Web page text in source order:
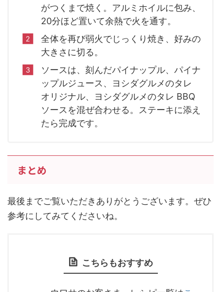
がつくまで焼く。アルミホイルに包み、
20分ほど置いて余熱で火を通す。
全体を再び弱火でじっくり焼き、好みの
大きさに切る。
ソースは、刻んだパイナップル、パイナ
ップルジュース、ヨシダグルメのタレ
オリジナル、ヨシダグルメのタレ BBQ
ソースを混ぜ合わせる。ステーキに添え
たら完成です。
まとめ
最後までご覧いただきありがとうございます。ぜひ
参考にしてみてくださいね。
こちらもおすすめ